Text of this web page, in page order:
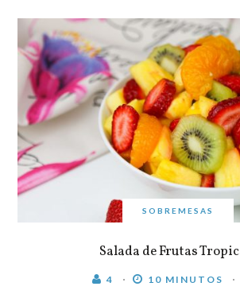
SOBREMESAS
Salada de Frutas
4 10 MINUTOS